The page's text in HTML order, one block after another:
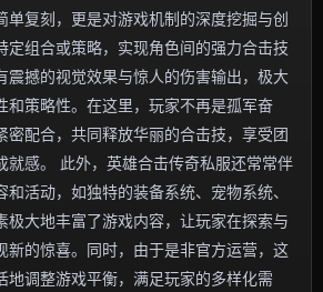
单复刻，更是对游戏机制的深度挖掘与创
定组合或策略，实现角色间的强力合击技
震撼的视觉效果与惊人的伤害输出，极大
和策略性。在这里，玩家不再是孤军奋
密配合，共同释放华丽的合击技，享受团
就感。 此外，英雄合击传奇私服还常常伴
和活动，如独特的装备系统、宠物系统、
极大地丰富了游戏内容，让玩家在探索与
新的惊喜。同时，由于是非官方运营，这
地调整游戏平衡，满足玩家的多样化需